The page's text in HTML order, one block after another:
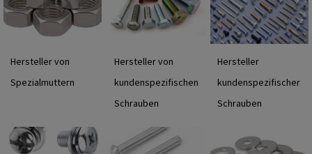
Hersteller von
Spezialmuttern
Hersteller von
kundenspezifischen
Schrauben
Hersteller
kundenspezifischer
Schrauben